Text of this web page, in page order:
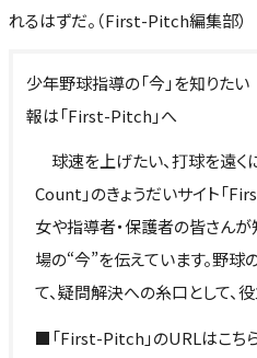
れるはずだ。（First-Pitch編集部）
少年野球指導の「今」を知り
報は「First-Pitch」へ
球速を上げたい、打球を遠
Count」のきょうだいサイト「
女や指導者・保護者の皆さん
場の“今”を伝えています。野球
て、疑問解決への糸口として、
■「First-Pitch」のURLはこち